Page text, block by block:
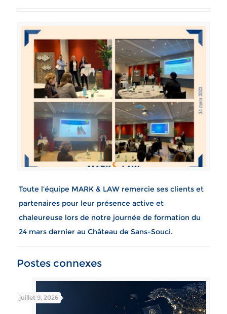
Toute l’équipe MARK & LAW remercie ses clients et
partenaires pour leur présence active et
chaleureuse lors de notre journée de formation du
24 mars dernier au Château de Sans-Souci.
Postes connexes
juillet 9, 2026